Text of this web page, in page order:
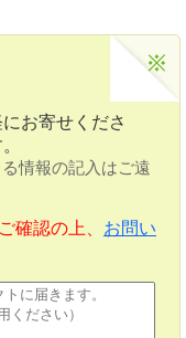
お寄せくださ
情報の記入はご遠
確認の上、 お問い